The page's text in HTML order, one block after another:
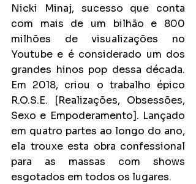
Nicki Minaj, sucesso que conta
com mais de um bilhão e 800
milhões de visualizações no
Youtube e é considerado um dos
grandes hinos pop dessa década.
Em 2018, criou o trabalho épico
R.O.S.E. [Realizações, Obsessões,
Sexo e Empoderamento]. Lançado
em quatro partes ao longo do ano,
ela trouxe esta obra confessional
para as massas com shows
esgotados em todos os lugares.